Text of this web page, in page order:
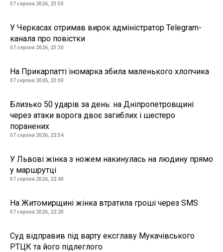
07 серпня 2026, 23:50
У Черкасах отримав вирок адміністратор Telegram-
канала про повістки
07 серпня 2026, 23:30
На Прикарпатті іномарка збила маленького хлопчика
07 серпня 2026, 23:00
Близько 50 ударів за день: на Дніпропетровщині
через атаки ворога двоє загиблих і шестеро
поранених
07 серпня 2026, 22:54
У Львові жінка з ножем накинулась на людину прямо
у маршрутці
07 серпня 2026, 22:40
На Житомирщині жінка втратила гроші через SMS
07 серпня 2026, 22:20
Суд відправив під варту ексглаву Мукачівського
РТЦК та його підлеглого